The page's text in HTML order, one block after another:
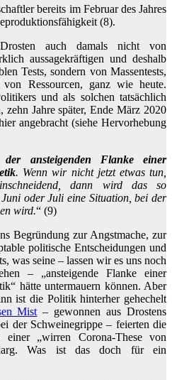
bereits im Februar des Jahres
(8).
auch damals nicht von
aussagekräftigen und deshalb
Tests, sondern von Massentests,
Ressourcen, ganz wie heute.
und als solchen tatsächlich
zehn Jahre später, Ende März 2020
angebracht (siehe Hervorhebung
ansteigenden Flanke einer
. Wenn wir nicht jetzt etwas tun,
dann wird das so
oder Juli eine Situation, bei der
wird.“ (9)
Begründung zur Angstmache, zur
politische Entscheidungen und
was seine – lassen wir es uns noch
– „ansteigende Flanke einer
hätte untermauern können. Aber
ist die Politik hinterher gehechelt
Mist– gewonnen aus Drostens
der Schweinegrippe – feierten die
einer „wirren Corona-These von
Was ist das doch für ein